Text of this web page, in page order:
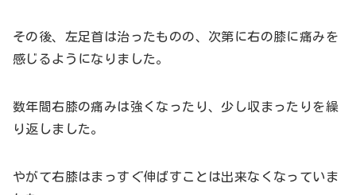
その後、左足首は治ったものの、次第に右の膝に痛みを
感じるようになりました。
数年間右膝の痛みは強くなったり、少し収まったりを繰
り返しました。
やがて右膝はまっすぐ伸ばすことは出来なくなっていま